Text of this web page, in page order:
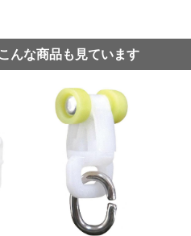
んな商品も見ています